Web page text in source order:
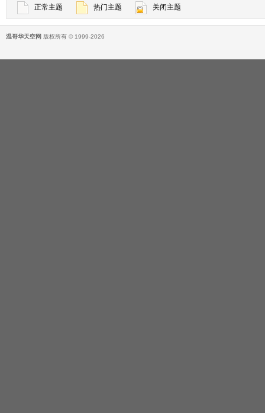
正常主题 热门主题 关闭主题
温哥华天空网 版权所有 © 1999-2026